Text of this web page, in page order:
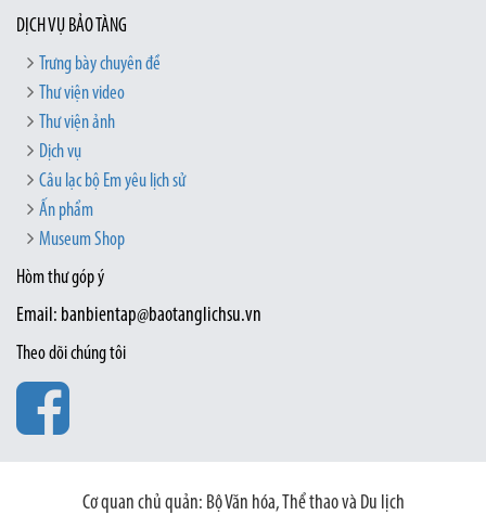
DỊCH VỤ BẢO TÀNG
Trưng bày chuyên đề
Thư viện video
Thư viện ảnh
Dịch vụ
Câu lạc bộ Em yêu lịch sử
Ấn phẩm
Museum Shop
Hòm thư góp ý
Email: banbientap@baotanglichsu.vn
Theo dõi chúng tôi
Cơ quan chủ quản: Bộ Văn hóa, Thể thao và Du lịch